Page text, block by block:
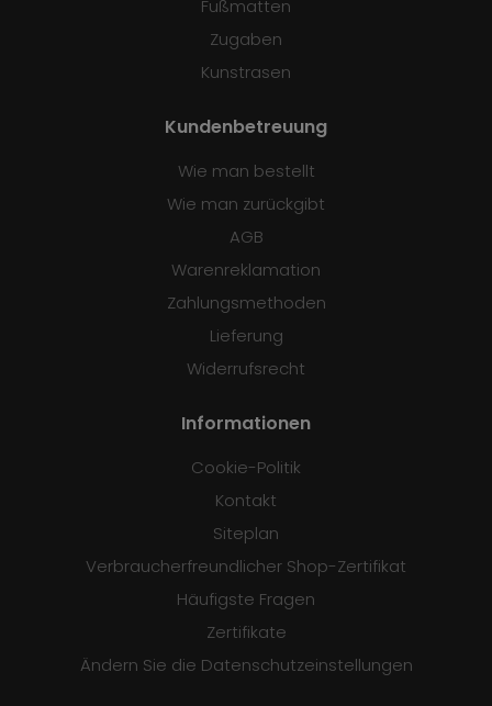
Fußmatten
Zugaben
Kunstrasen
Kundenbetreuung
Wie man bestellt
Wie man zurückgibt
AGB
Warenreklamation
Zahlungsmethoden
Lieferung
Widerrufsrecht
Informationen
Cookie-Politik
Kontakt
Siteplan
Verbraucherfreundlicher Shop-Zertifikat
Häufigste Fragen
Zertifikate
Ändern Sie die Datenschutzeinstellungen